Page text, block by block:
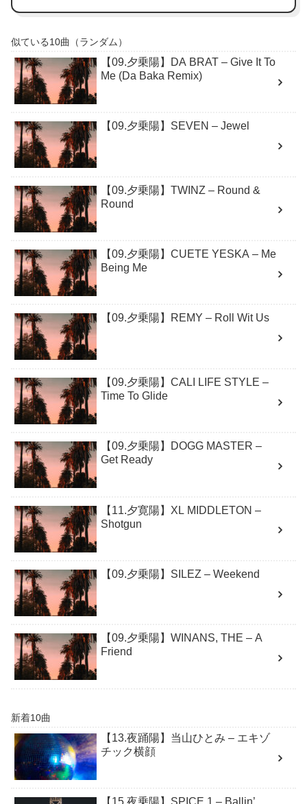
似ている10曲（ランダム）
【09.夕乗陽】DA BRAT – Give It To
Me (Da Baka Remix)
【09.夕乗陽】SEVEN – Jewel
【09.夕乗陽】TWINZ – Round &
Round
【09.夕乗陽】CUETE YESKA – Me
Being Me
【09.夕乗陽】REMY – Roll Wit Us
【09.夕乗陽】CALI LIFE STYLE –
Time To Glide
【09.夕乗陽】DOGG MASTER –
Get Ready
【11.夕寛陽】XL MIDDLETON –
Shotgun
【09.夕乗陽】SILEZ – Weekend
【09.夕乗陽】WINANS, THE – A
Friend
新着10曲
【13.夜踊陽】当山ひとみ – エキゾ
チック横顔